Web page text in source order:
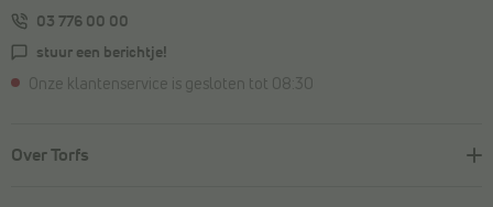
03 776 00 00
stuur een berichtje!
Onze klantenservice is gesloten tot 08:30
Over Torfs